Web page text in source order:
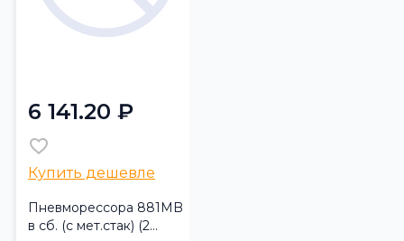
6 141.20 ₽
Купить дешевле
Пневморессора 881MB
в сб. (с мет.стак) (2